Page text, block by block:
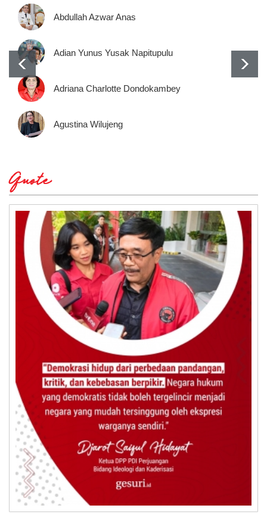
Abdullah Azwar Anas
Adian Yunus Yusak Napitupulu
Adriana Charlotte Dondokambey
Agustina Wilujeng
Quote